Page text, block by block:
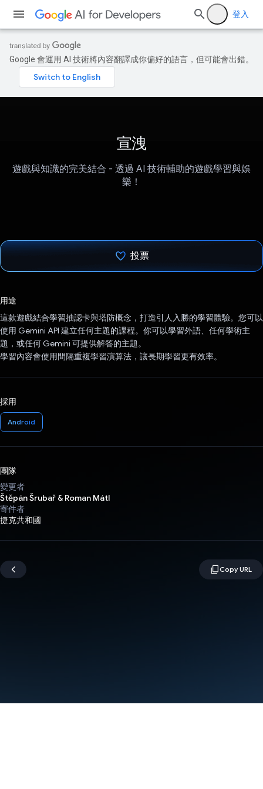
登入
Google 會運用 AI 技術將內容翻譯成你偏好的語言，但可能會出錯。
宣洩
遊戲與知識的完美結合 - 透過 AI 技術輔助的遊戲學習與娛
樂！
投票
用途
這款遊戲結合學習抽認卡與塔防概念，打造引人入勝的學習體驗。您可以
使用 Gemini API 建立任何主題的課程。你可以學習外語、任何學術主
題，或任何 Gemini 可提供解答的主題。
學習內容會使用間隔重複學習演算法，讓長期學習更有效率。
採用
Android
團隊
變更者
Štěpán Šrubař & Roman Mátl
寄件者
捷克共和國